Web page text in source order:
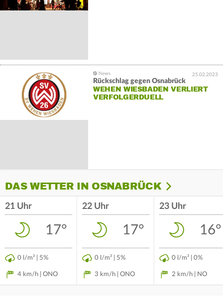
25.02.2023
Rückschlag gegen Osnabrück
WEHEN WIESBADEN VERLIERT
VERFOLGERDUELL
DAS WETTER IN OSNABRÜCK
21 Uhr
17°
0 l/m² | 5%
4 km/h | ONO
22 Uhr
17°
0 l/m² | 5%
3 km/h | ONO
23 Uhr
16°
0 l/m² | 0%
2 km/h | NO